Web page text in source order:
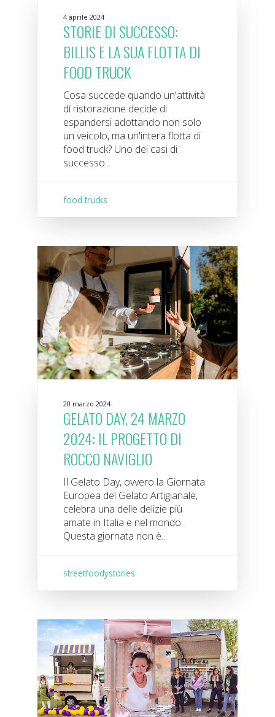
4 aprile 2024
STORIE DI SUCCESSO:
BILLIS E LA SUA FLOTTA DI
FOOD TRUCK
Cosa succede quando un'attività
di ristorazione decide di
espandersi adottando non solo
un veicolo, ma un'intera flotta di
food truck? Uno dei casi di
successo...
food trucks
20 marzo 2024
GELATO DAY, 24 MARZO
2024: IL PROGETTO DI
ROCCO NAVIGLIO
Il Gelato Day, ovvero la Giornata
Europea del Gelato Artigianale,
celebra una delle delizie più
amate in Italia e nel mondo.
Questa giornata non è...
streetfoodystories